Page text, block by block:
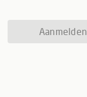
Aanmelden